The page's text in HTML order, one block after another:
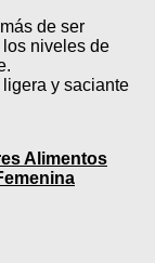
de ser
niveles de
y saciante
Alimentos